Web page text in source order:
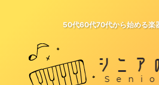
50代60代70代から始める楽